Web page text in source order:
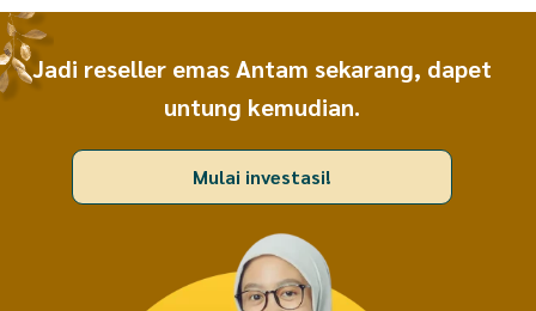
Jadi reseller emas Antam sekarang, dapet
untung kemudian.
Mulai investasi!